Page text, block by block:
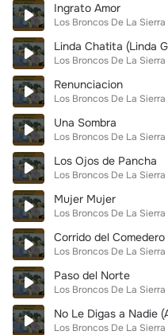
Ingrato Amor
Los Broncos De La Sierra
Linda Chatita (Linda
Los Broncos De La Sierra
Renunciacion
Los Broncos De La Sierra
Una Sombra
Los Broncos De La Sierra
Los Ojos de Pancha
Los Broncos De La Sierra
Mujer Mujer
Los Broncos De La Sierra
Corrido del Comedero
Los Broncos De La Sierra
Paso del Norte
Los Broncos De La Sierra
No Le Digas a Nadie
Los Broncos De La Sierra